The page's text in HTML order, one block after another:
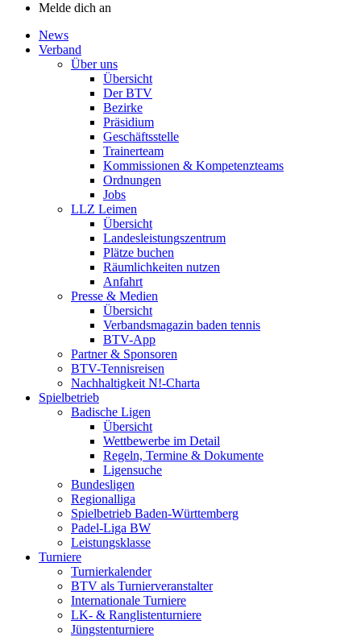
Melde dich an
News
Verband
Über uns
Übersicht
Der BTV
Bezirke
Präsidium
Geschäftsstelle
Trainerteam
Kommissionen & Kompetenzteams
Ordnungen
Jobs
LLZ Leimen
Übersicht
Landesleistungszentrum
Plätze buchen
Räumlichkeiten nutzen
Anfahrt
Presse & Medien
Übersicht
Verbandsmagazin baden tennis
BTV-App
Partner & Sponsoren
BTV-Tennisreisen
Nachhaltigkeit N!-Charta
Spielbetrieb
Badische Ligen
Übersicht
Wettbewerbe im Detail
Regeln, Termine & Dokumente
Ligensuche
Bundesligen
Regionalliga
Spielbetrieb Baden-Württemberg
Padel-Liga BW
Leistungsklasse
Turniere
Turnierkalender
BTV als Turnierveranstalter
Internationale Turniere
LK- & Ranglistenturniere
Jüngstenturniere